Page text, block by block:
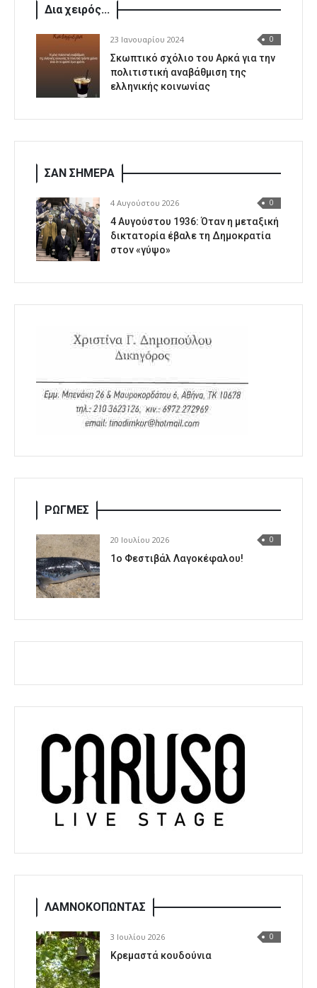
Δια χειρός...
23 Ιανουαρίου 2024 0
Σκωπτικό σχόλιο του Αρκά για την
πολιτιστική αναβάθμιση της
ελληνικής κοινωνίας
ΣΑΝ ΣΗΜΕΡΑ
4 Αυγούστου 2026 0
4 Αυγούστου 1936: Όταν η μεταξική
δικτατορία έβαλε τη Δημοκρατία
στον «γύψο»
ΡΩΓΜΕΣ
20 Ιουλίου 2026 0
1o Φεστιβάλ Λαγοκέφαλου!
ΛΑΜΝΟΚΟΠΩΝΤΑΣ
3 Ιουλίου 2026 0
Κρεμαστά κουδούνια